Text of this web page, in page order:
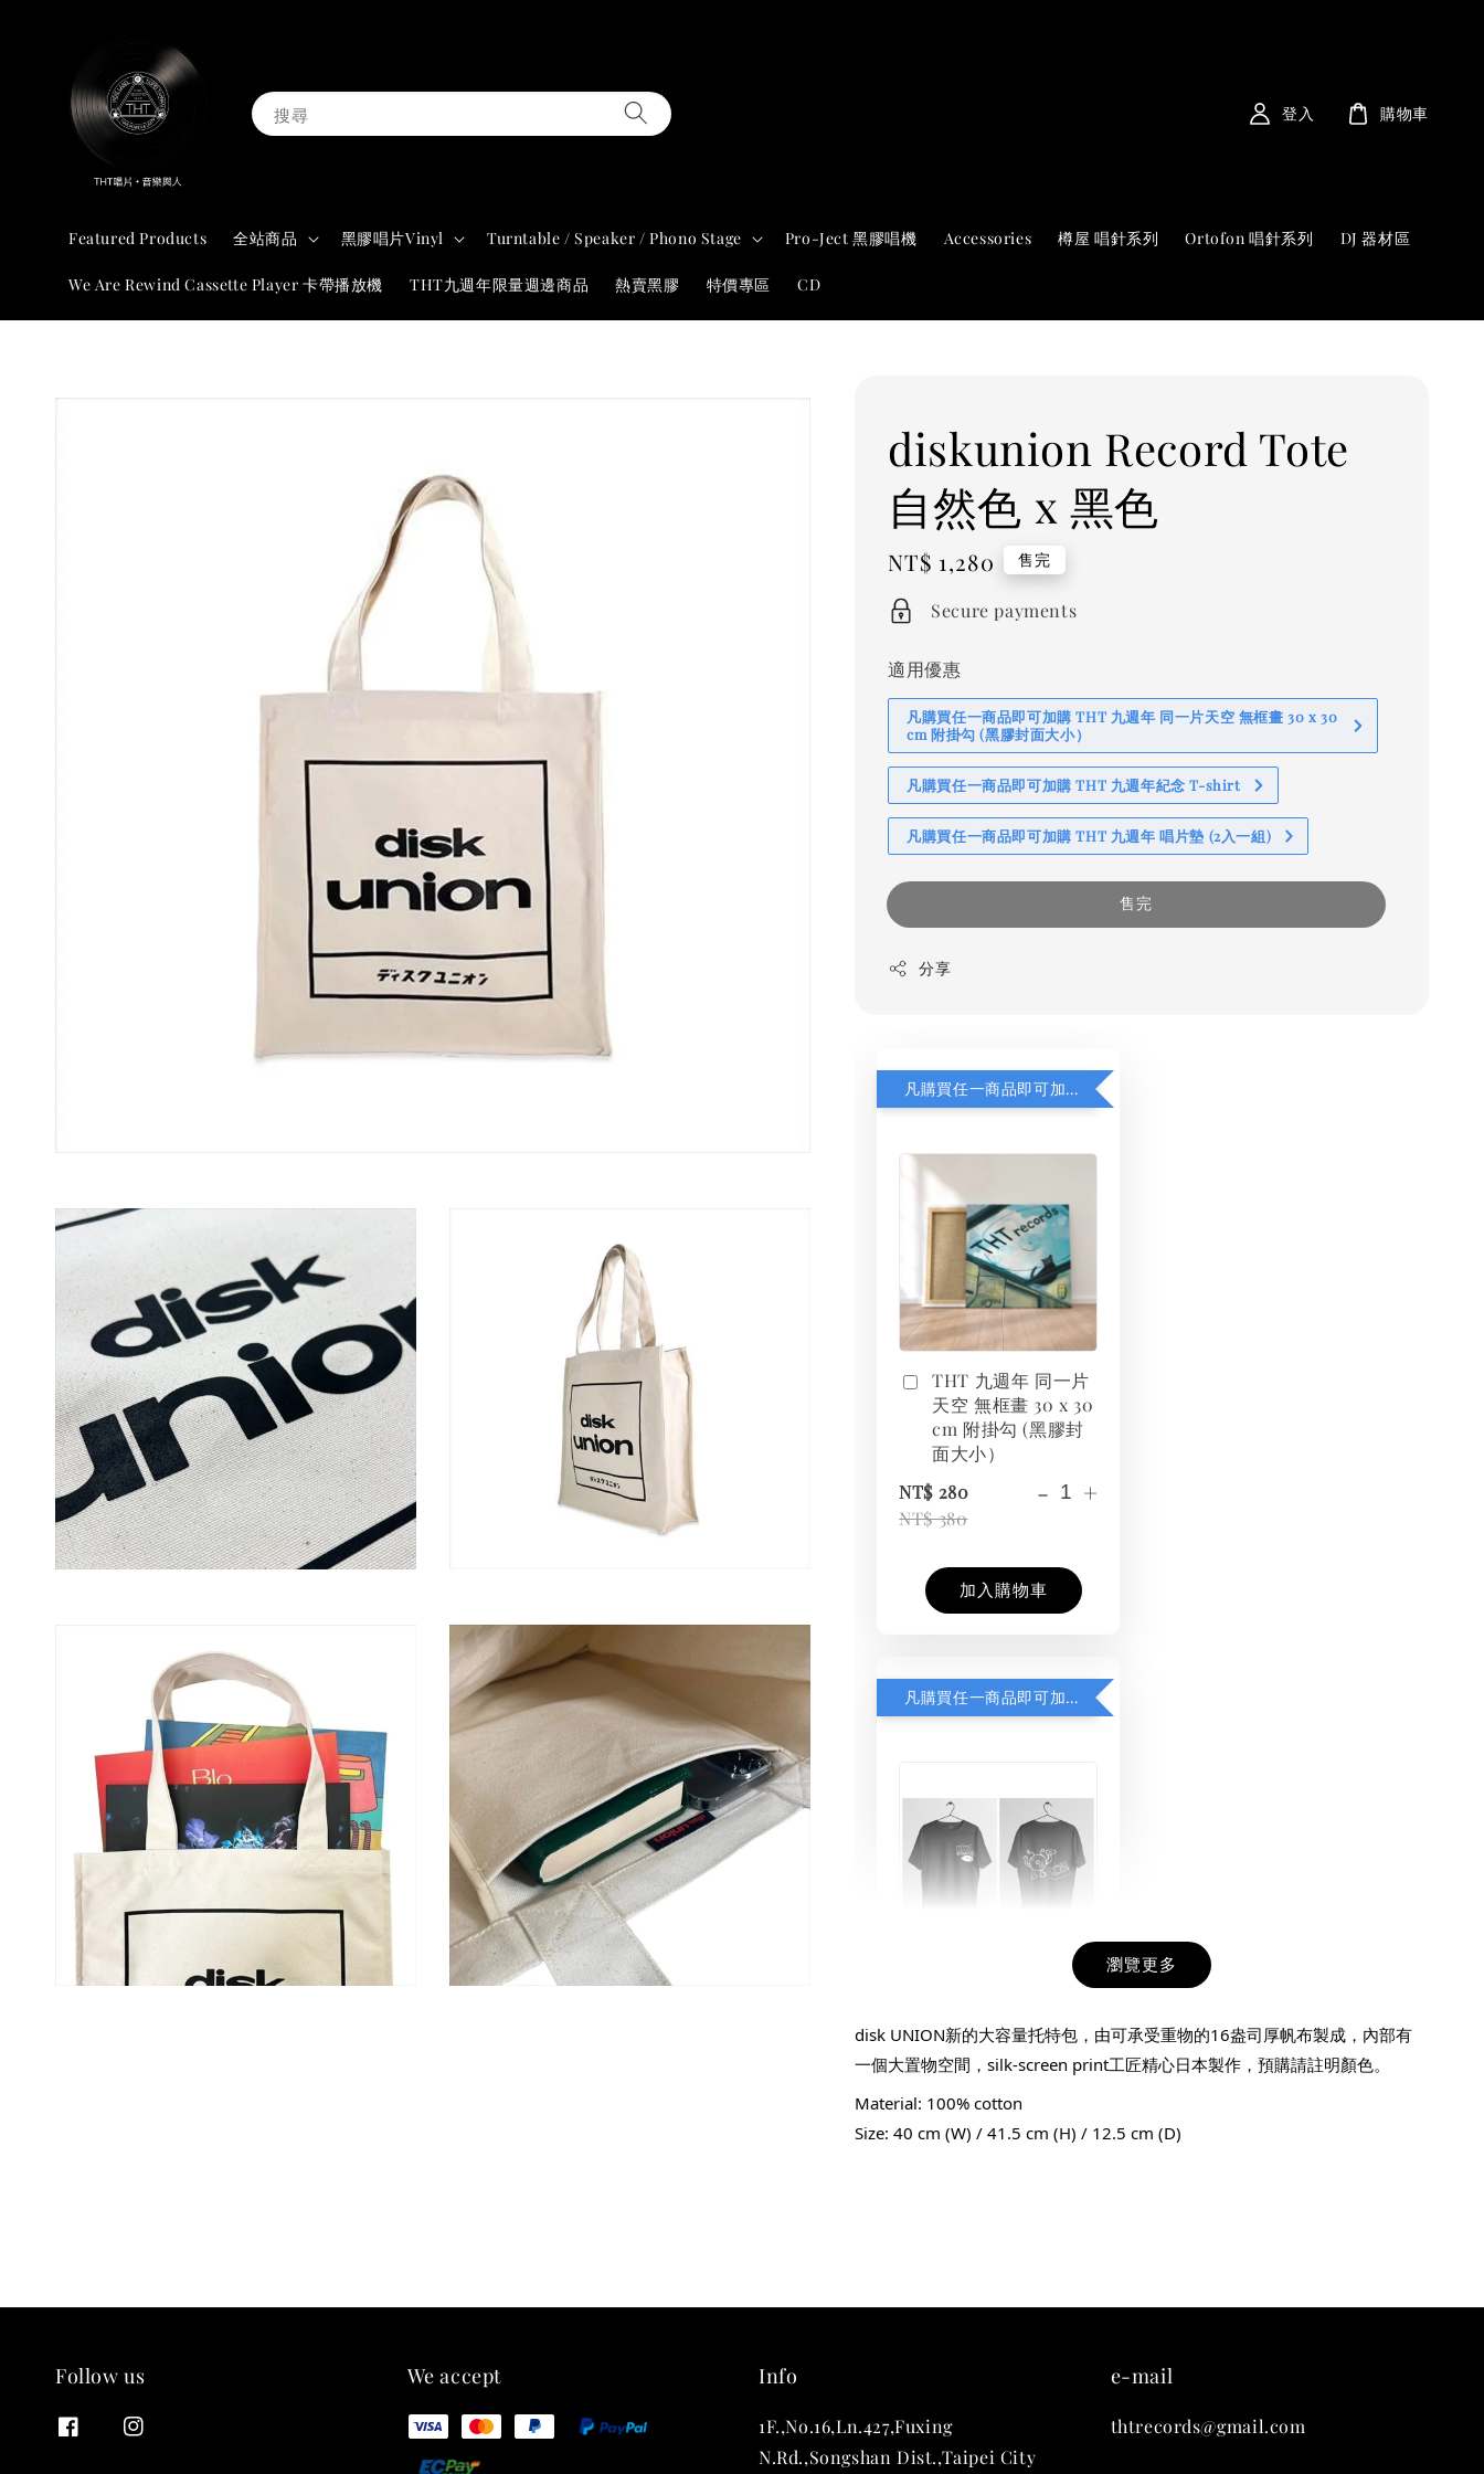
搜尋
Featured Products 全站商品 黑膠唱片Vinyl Turntable / Speaker / Phono Stage Pro-Ject 黑膠唱機 Accessories 樽屋 唱針系列 Ortofon 唱針系列 DJ 器材區
We Are Rewind Cassette Player 卡帶播放機 THT九週年限量週邊商品 熱賣黑膠 特價專區 CD
登入 購物車
diskunion Record Tote
自然色 x 黑色
Regular
price
NT$ 1,280 售完
Secure payments
適用優惠
凡購買任一商品即可加購 THT 九週年 同一片天空 無框畫 30 x 30
cm 附掛勾 (黑膠封面大小）
凡購買任一商品即可加購 THT 九週年紀念 T-shirt
凡購買任一商品即可加購 THT 九週年 唱片墊 (2入一組)
售完
分享
凡購買任一商品即可加購 THT 九週年 同一片天空 無框畫 30 x 30 cm 附掛勾 (黑膠封面大小）
THT 九週年 同一片
天空 無框畫 30 x 30
cm 附掛勾 (黑膠封
面大小）
NT$ 280
NT$ 380
- +
加入購物車
凡購買任一商品即可加購 THT 九週年紀念 T-shirt
THT 九週年紀念 T-
NT$ 880
瀏覽更多
disk UNION新的大容量托特包，由可承受重物的16盎司厚帆布製成，內部有
一個大置物空間，silk-screen print工匠精心日本製作，預購請註明顏色。
Material: 100% cotton
Size: 40 cm (W) / 41.5 cm (H) / 12.5 cm (D)
Follow us We accept Info
1F.,No.16,Ln.427,Fuxing
N.Rd.,Songshan Dist.,Taipei City
e-mail
thtrecords@gmail.com